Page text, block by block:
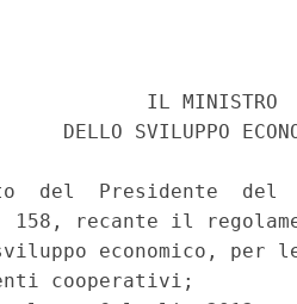
IL MINISTRO
DELLO SVILUPPO
del  Presidente  del
158, recante il
economico, per
cooperativi;